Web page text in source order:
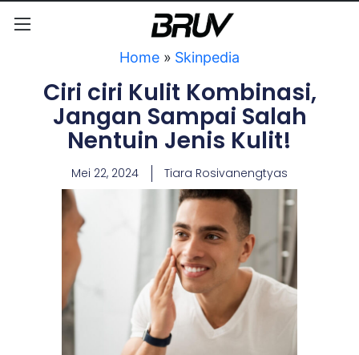
Home» Skinpedia
Ciri ciri Kulit Kombinasi,
Jangan Sampai Salah
Nentuin Jenis Kulit!
Mei 22, 2024 Tiara Rosivanengtyas